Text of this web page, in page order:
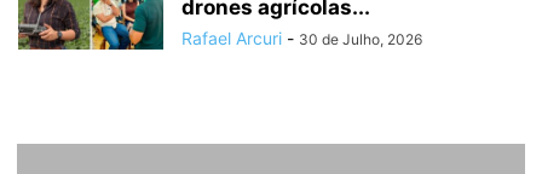
drones agrícolas...
Rafael Arcuri - 30 de Julho, 2026